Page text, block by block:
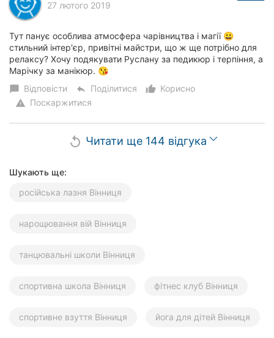
27 лютого 2019
Тут панує особлива атмосфера чарівництва і магії 😀
стильний інтер'єр, привітні майстри, що ж ще потрібно для
релаксу? Хочу подякувати Руслану за педикюр і терпіння, а
Марічку за манікюр. 😘
chat_bubble Відповісти reply Поділитися thumb_up_alt
Корисно
warning Поскаржитися
replay Читати ще 144 відгука
Шукають ще:
російська лазня Вінниця
нарощювання вій Вінниця
танцювальні школи Вінниця
спортивна школа Вінниця фітнес клуб Вінниця
спортивне взуття Вінниця йога для дітей Вінниця